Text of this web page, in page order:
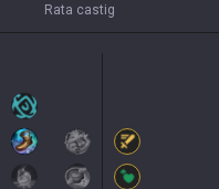
Rata castig